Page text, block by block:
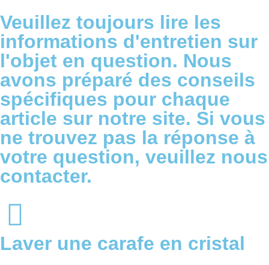
Veuillez toujours lire les
informations d'entretien sur
l'objet en question. Nous
avons préparé des conseils
spécifiques pour chaque
article sur notre site. Si vous
ne trouvez pas la réponse à
votre question, veuillez nous
contacter.
Laver une carafe en cristal